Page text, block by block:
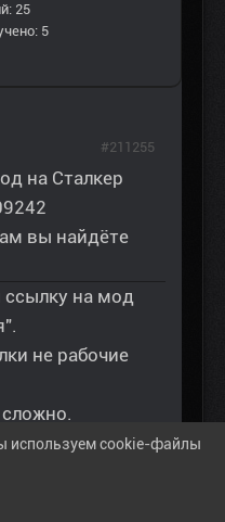
25
5
на Сталкер
вы найдёте
ссылку на мод
не рабочие
#211255
используем cookie-файлы